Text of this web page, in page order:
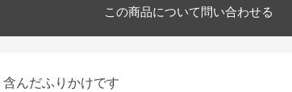
この商品について問い合わせる
んだふりかけです